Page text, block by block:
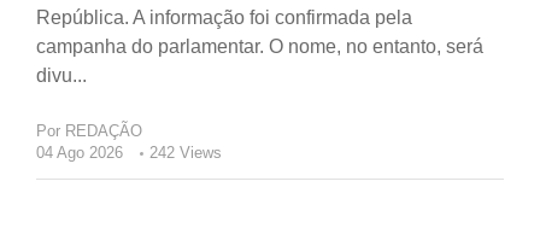
República. A informação foi confirmada pela
campanha do parlamentar. O nome, no entanto, será
divu...
Por REDAÇÃO
04 Ago 2026
242 Views